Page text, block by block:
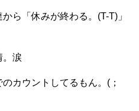
ら「休みが終わる。(T-T)」
。涙
カウントしてるもん。(；